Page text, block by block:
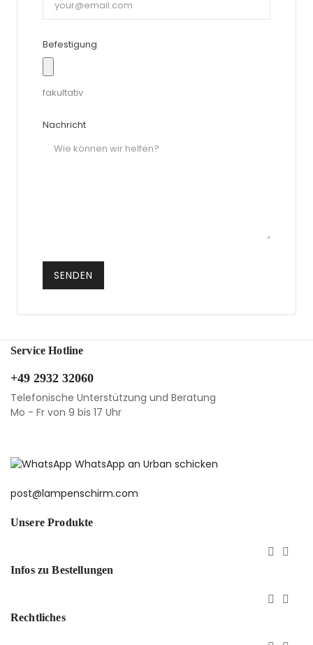
Befestigung
fakultativ
Nachricht
Service Hotline
+49 2932 32060
Telefonische Unterstützung und Beratung
Mo - Fr von 9 bis 17 Uhr
WhatsApp an Urban schicken
post@lampenschirm.com
Unsere Produkte


Infos zu Bestellungen


Rechtliches